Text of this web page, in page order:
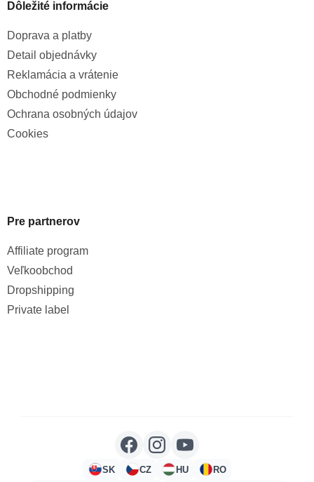
Dôležité informácie
Doprava a platby
Detail objednávky
Reklamácia a vrátenie
Obchodné podmienky
Ochrana osobných údajov
Cookies
Pre partnerov
Affiliate program
Veľkoobchod
Dropshipping
Private label
SK CZ HU RO